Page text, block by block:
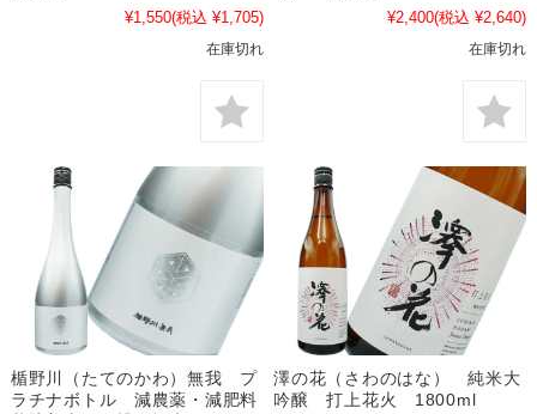
¥1,550(税込 ¥1,705)
在庫切れ
¥2,400(税込 ¥2,640)
在庫切れ
楯野川（たてのかわ）無我 プ
ラチナボトル 減農薬・減肥料
澤の花（さわのはな） 純米大
吟醸 打上花火 1800ml